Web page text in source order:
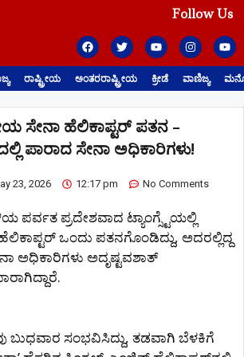
Follow Us
ರಾಷ್ಟ್ರೀಯ ಅಂತರರಾಷ್ಟ್ರೀಯ ಕ್ರೀಡೆ ವಾಣಿಜ್ಯ
ಸೇನಾ ಹೆಲಿಕಾಪ್ಟರ್ ಪತನ –
ಪಾರಾದ ಸೇನಾ ಅಧಿಕಾರಿಗಳು!
23, 2026 12:17 pm No Comments
ಪ್ರದೇಶವಾದ ಟ್ಯಾಂಗ್ಸ್ಟೆಯಲ್ಲಿ
ಒಂದು ಪತನಗೊಂಡಿದ್ದು, ಅದರಲ್ಲಿದ್ದ
ಅಧಿಕಾರಿಗಳು ಅದೃಷ್ಟವಶಾತ್
ಬುಧವಾರ ಸಂಭವಿಸಿದ್ದು, ತಡವಾಗಿ ಬೆಳಕಿಗೆ